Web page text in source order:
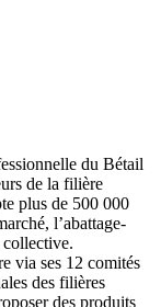
du Bétail
de la filière
plus de 500 000
l’abattage-
via ses 12 comités
des filières
des produits